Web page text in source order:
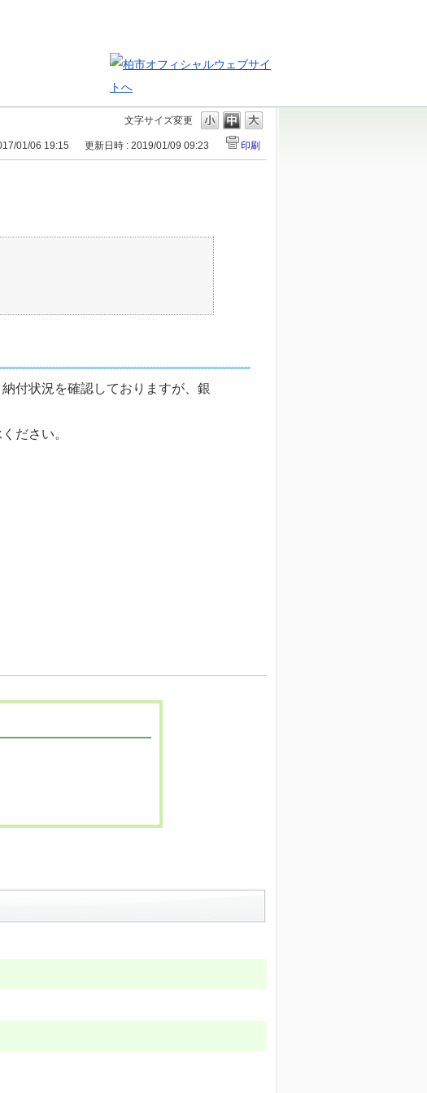
文字サイズ変更
01/06 19:15 更新日時 : 2019/01/09 09:23 印刷
付状況を確認しておりますが、銀
ださい。